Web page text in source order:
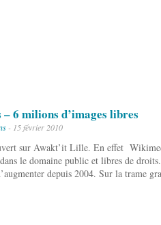
6 milions d’images libres
- 15 février 2010
sur Awakt’it Lille. En effet
le domaine public et libres de
depuis 2004. Sur la trame